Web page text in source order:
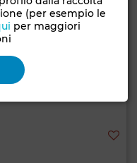
(per esempio le
per maggiori